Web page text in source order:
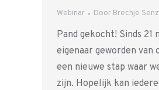
Webinar Door Brechje
Pand gekocht! Sinds 21
eigenaar geworden van
een nieuwe stap waar
zijn. Hopelijk kan